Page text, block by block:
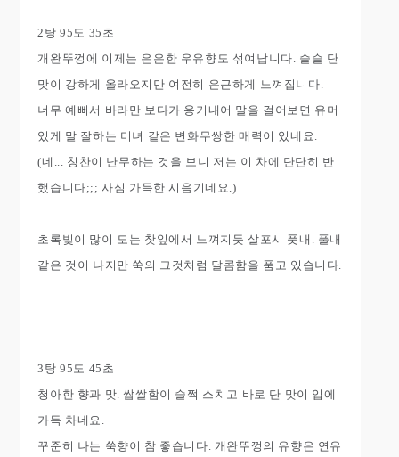
2탕 95도 35초
개완뚜껑에 이제는 은은한 우유향도 섞여납니다. 슬슬 단
맛이 강하게 올라오지만 여전히 은근하게 느껴집니다.
너무 예뻐서 바라만 보다가 용기내어 말을 걸어보면 유머
있게 말 잘하는 미녀 같은 변화무쌍한 매력이 있네요.
(네... 칭찬이 난무하는 것을 보니 저는 이 차에 단단히 반
했습니다;;; 사심 가득한 시음기네요.)
초록빛이 많이 도는 찻잎에서 느껴지듯 살포시 풋내. 풀내
같은 것이 나지만 쑥의 그것처럼 달콤함을 품고 있습니다.
3탕 95도 45초
청아한 향과 맛. 쌉쌀함이 슬쩍 스치고 바로 단 맛이 입에
가득 차네요.
꾸준히 나는 쑥향이 참 좋습니다. 개완뚜껑의 유향은 연유